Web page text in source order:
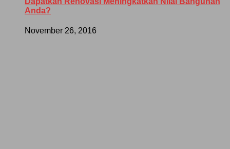
Anda?
November 26, 2016